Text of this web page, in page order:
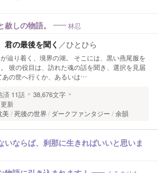
しの物語。 林忍
君の最後を聞く ／ひとひら
辿り着く、境界の湖。 そこには、黒い燕尾服を
彼の役目は、訪れた魂の話を聞き、選択を見届
あの世へ行くか、あるいは…
済 11話
38,676文字
新
美 死後の世界 ダークファンタジー 余韻
いならば、刹那に生きればいいと思いま